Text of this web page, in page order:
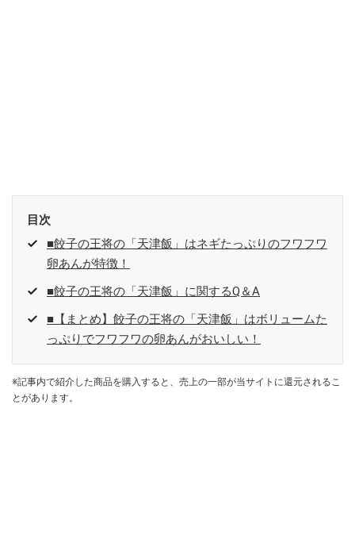
目次
■餃子の王将の「天津飯」はネギたっぷりのフワフワ
卵あんが特徴！
■餃子の王将の「天津飯」に関するQ＆A
■【まとめ】餃子の王将の「天津飯」はボリュームた
っぷりでフワフワの卵あんがおいしい！
※記事内で紹介した商品を購入すると、売上の一部が当サイトに還元されるこ
とがあります。